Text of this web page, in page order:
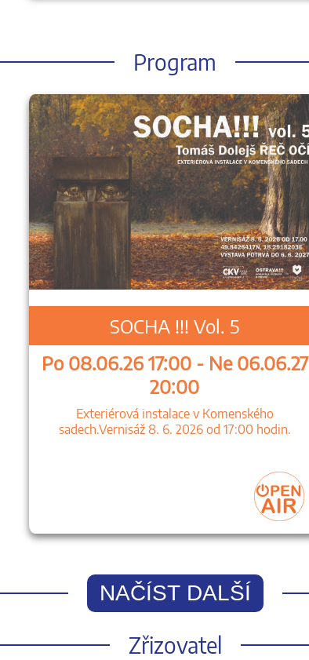
Program
SOCHA !!! Vol. 5
Po 08.06.26 17:00 - Ne 06.06.27
20:00
Exteriérová instalace v Komenského
sadech.Vernisáž 8. 6. 2026 od 17:00 hodin.
NAČÍST DALŠÍ
Zřizovatel